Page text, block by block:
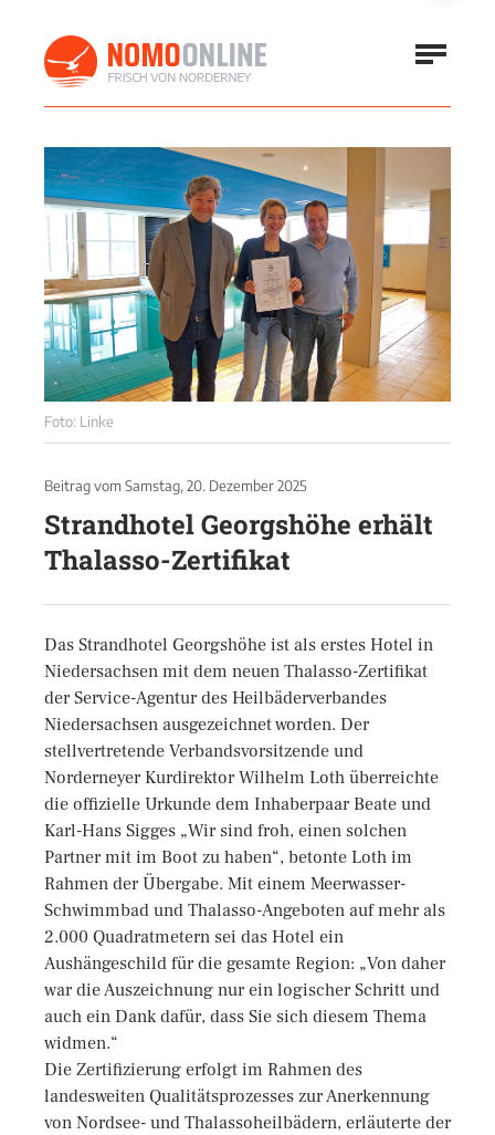
Foto: Linke
Beitrag vom Samstag, 20. Dezember 2025
Strandhotel Georgshöhe erhält
Thalasso-Zertifikat
Das Strandhotel Georgshöhe ist als erstes Hotel in
Niedersachsen mit dem neuen Thalasso-Zertifikat
der Service-Agentur des Heilbäderverbandes
Niedersachsen ausgezeichnet worden. Der
stellvertretende Verbandsvorsitzende und
Norderneyer Kurdirektor Wilhelm Loth überreichte
die offizielle Urkunde dem Inhaberpaar Beate und
Karl-Hans Sigges „Wir sind froh, einen solchen
Partner mit im Boot zu haben“, betonte Loth im
Rahmen der Übergabe. Mit einem Meerwasser-
Schwimmbad und Thalasso-Angeboten auf mehr als
2.000 Quadratmetern sei das Hotel ein
Aushängeschild für die gesamte Region: „Von daher
war die Auszeichnung nur ein logischer Schritt und
auch ein Dank dafür, dass Sie sich diesem Thema
widmen.“
Die Zertifizierung erfolgt im Rahmen des
landesweiten Qualitätsprozesses zur Anerkennung
von Nordsee- und Thalassoheilbädern, erläuterte der